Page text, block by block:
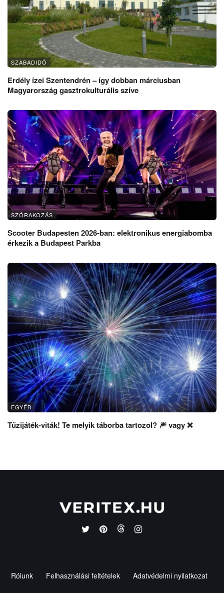
SZABADIDŐ
Erdély ízei Szentendrén – így dobban márciusban
Magyarország gasztrokulturális szíve
SZÓRAKOZÁS
Scooter Budapesten 2026-ban: elektronikus energiabomba
érkezik a Budapest Parkba
EGYÉB
Tűzijáték-viták! Te melyik táborba tartozol? 🎆 vagy ❌
Rólunk Felhasználási feltételek Adatvédelmi nyilatkozat